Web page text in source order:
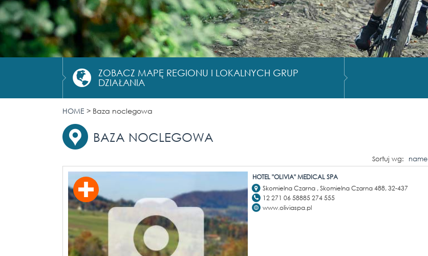
ZOBACZ MAPĘ REGIONU I LOKALNYCH GRUP
DZIAŁANIA
HOME > Baza noclegowa
BAZA NOCLEGOWA
Sortuj wg: name
HOTEL "OLIVIA" MEDICAL SPA
Skomielna Czarna , Skomielna Czarna 488, 32-437
12 271 06 58885 274 555
www.oliviaspa.pl